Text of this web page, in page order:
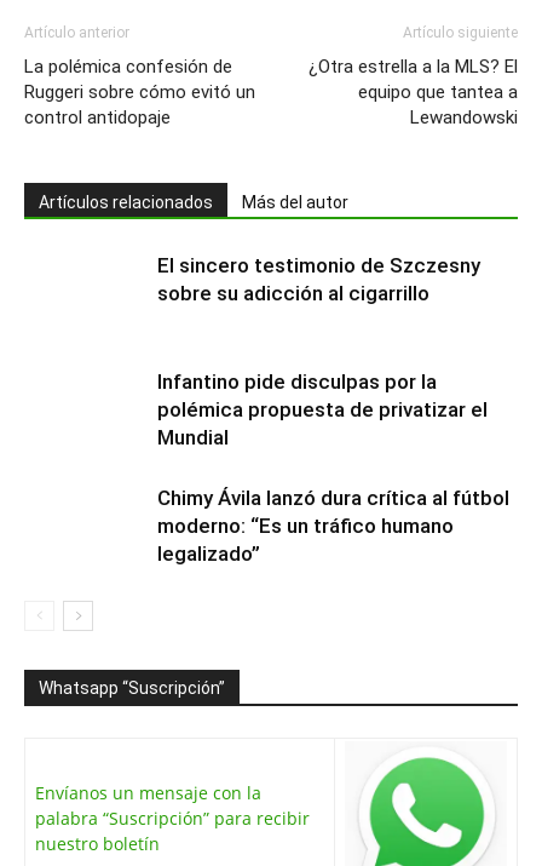
Artículo anterior
La polémica confesión de
Ruggeri sobre cómo evitó un
control antidopaje
Artículo siguiente
¿Otra estrella a la MLS? El
equipo que tantea a
Lewandowski
Artículos relacionados Más del autor
El sincero testimonio de Szczesny
sobre su adicción al cigarrillo
Infantino pide disculpas por la
polémica propuesta de privatizar el
Mundial
Chimy Ávila lanzó dura crítica al fútbol
moderno: “Es un tráfico humano
legalizado”
Whatsapp “Suscripción”
Envíanos un mensaje con la
palabra “Suscripción” para recibir
nuestro boletín